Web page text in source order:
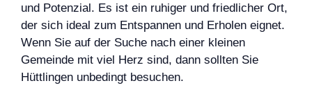
und Potenzial. Es ist ein ruhiger und friedlicher Ort,
der sich ideal zum Entspannen und Erholen eignet.
Wenn Sie auf der Suche nach einer kleinen
Gemeinde mit viel Herz sind, dann sollten Sie
Hüttlingen unbedingt besuchen.